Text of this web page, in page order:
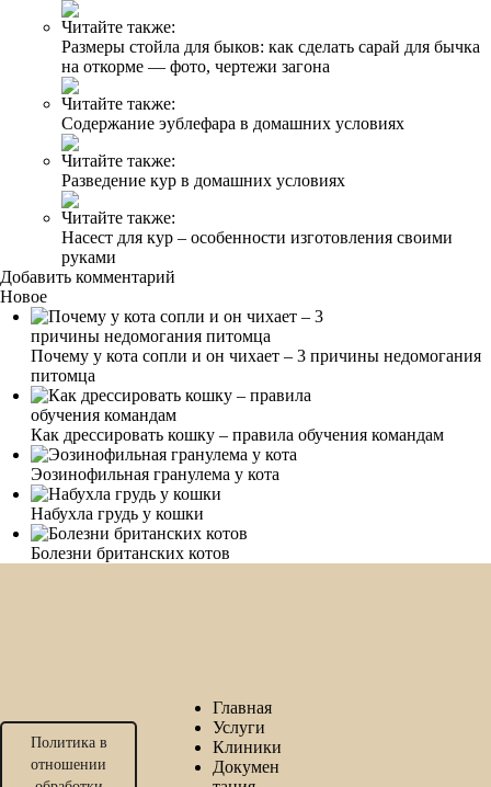
Читайте также:
Размеры стойла для быков: как сделать сарай для бычка
на откорме — фото, чертежи загона
Читайте также:
Содержание эублефара в домашних условиях
Читайте также:
Разведение кур в домашних условиях
Читайте также:
Насест для кур – особенности изготовления своими
руками
Добавить комментарий
Новое
Почему у кота сопли и он чихает – 3 причины недомогания
питомца
Как дрессировать кошку – правила обучения командам
Эозинофильная гранулема у кота
Набухла грудь у кошки
Болезни британских котов
Политика в
отношении
Главная
Услуги
Клиники
Докумен